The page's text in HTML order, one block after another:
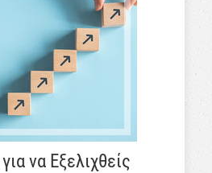
να Εξελιχθείς